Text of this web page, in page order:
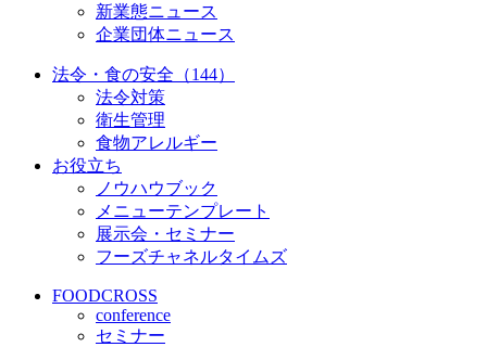
新業態ニュース
企業団体ニュース
法令・食の安全（144）
法令対策
衛生管理
食物アレルギー
お役立ち
ノウハウブック
メニューテンプレート
展示会・セミナー
フーズチャネルタイムズ
FOODCROSS
conference
セミナー